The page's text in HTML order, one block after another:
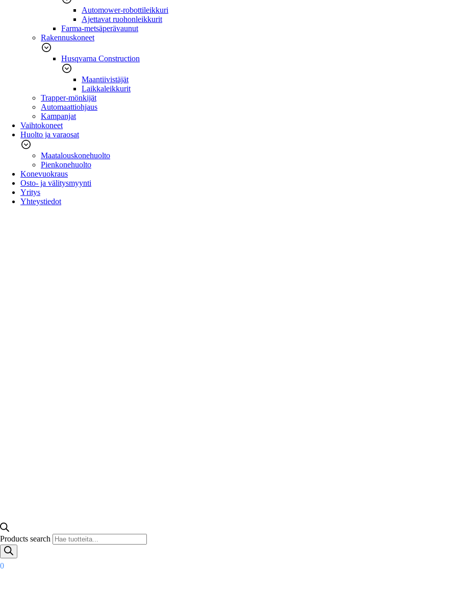
Automower-robottileikkuri
Ajettavat ruohonleikkurit
Farma-metsäperävaunut
Rakennuskoneet
Husqvarna Construction
Maantiivistäjät
Laikkaleikkurit
Trapper-mönkijät
Automaattiohjaus
Kampanjat
Vaihtokoneet
Huolto ja varaosat
Maatalouskonehuolto
Pienkonehuolto
Konevuokraus
Osto- ja välitysmyynti
Yritys
Yhteystiedot
Products search
0